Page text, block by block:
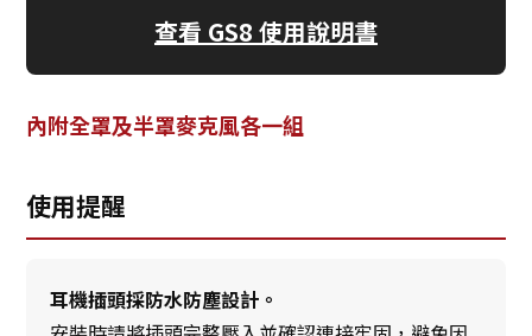
查看 GS8 使用說明書
內附全罩及半罩麥克風各一組
使用提醒
耳機插頭採防水防塵設計。